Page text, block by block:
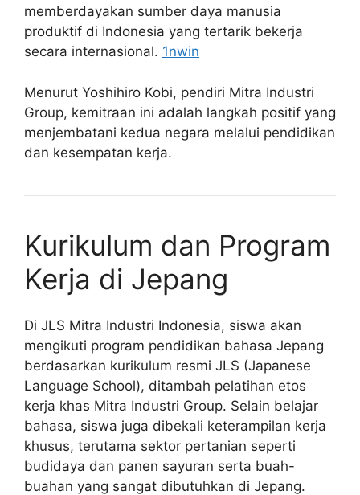
memberdayakan sumber daya manusia
produktif di Indonesia yang tertarik bekerja
secara internasional. 1nwin
Menurut Yoshihiro Kobi, pendiri Mitra Industri
Group, kemitraan ini adalah langkah positif yang
menjembatani kedua negara melalui pendidikan
dan kesempatan kerja.
Kurikulum dan Program
Kerja di Jepang
Di JLS Mitra Industri Indonesia, siswa akan
mengikuti program pendidikan bahasa Jepang
berdasarkan kurikulum resmi JLS (Japanese
Language School), ditambah pelatihan etos
kerja khas Mitra Industri Group. Selain belajar
bahasa, siswa juga dibekali keterampilan kerja
khusus, terutama sektor pertanian seperti
budidaya dan panen sayuran serta buah-
buahan yang sangat dibutuhkan di Jepang.